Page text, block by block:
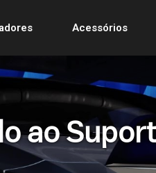
Acessórios
ao